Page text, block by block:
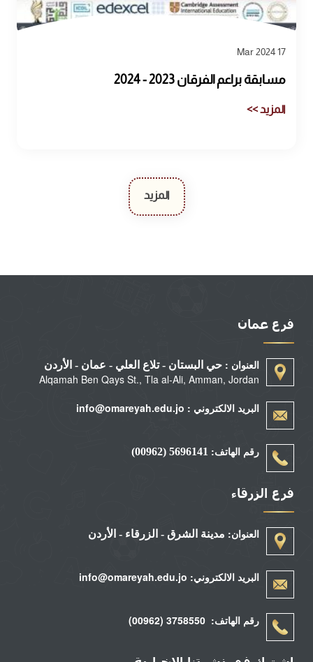
17 Mar 2024
مسابقة براعم الفرقان 2023 - 2024
المزيد >>
المزيد
فرع عمان
العنوان : حي البستان - تلاع العلي - عمان - الأردن
Alqamah Ben Qays St., Tla al-Ali, Amman, Jordan
البريد الالكتروني : info@omareyah.edu.jo
رقم الهاتف: 5696141 (00962)
فرع الزرقاء
العنوان: مدينة الشرق - الزرقاء - الأردن
البريد الالكتروني: info@omareyah.edu.jo
رقم الهاتف: 3758550 (00962)